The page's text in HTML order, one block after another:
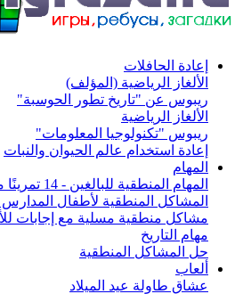
إعادة الحافلات
الألغاز الرياضية (المؤلف)
ريبوس عن "تاريخ تطور الحوسبة"
الألغاز الرياضية
ريبوس "تكنولوجيا المعلومات"
إعادة استخدام عالم الحيوان والنبات
المهام
المهام المنطقية للبالغين - 14 تمرينًا مبتكرًا
المشاكل المنطقية لأطفال المدارس - 11 مهمة
مشاكل منطقية مسلية مع إجابات
مهام التاريخ
حل المشاكل المنطقية
ألعاب
عشاق طاولة عيد الميلاد